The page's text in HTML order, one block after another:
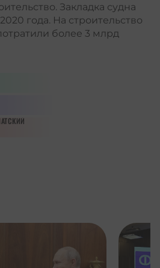
Закладка судна
года. На строительство
более 3 млрд